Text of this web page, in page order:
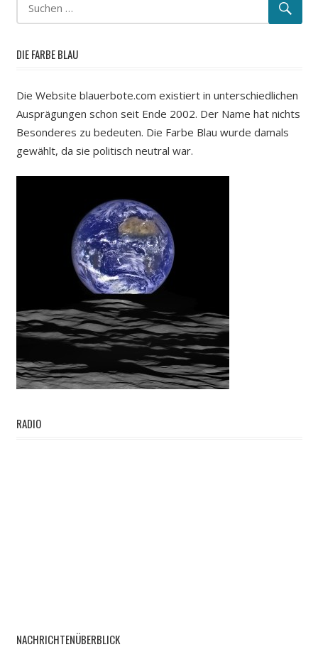
DIE FARBE BLAU
Die Website blauerbote.com existiert in unterschiedlichen
Ausprägungen schon seit Ende 2002. Der Name hat nichts
Besonderes zu bedeuten. Die Farbe Blau wurde damals
gewählt, da sie politisch neutral war.
RADIO
NACHRICHTENÜBERBLICK